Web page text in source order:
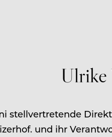
Ulrike
stellvertretende
und ihr